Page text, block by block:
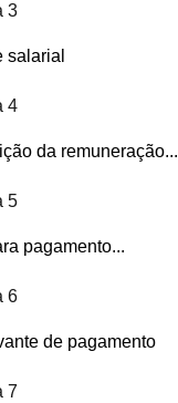
3
salarial
4
da remuneração...
5
pagamento...
6
de pagamento
7